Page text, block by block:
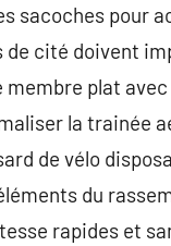
sacoches pour
de cité doivent
membre plat
la trainée
de vélo
du
rapides et